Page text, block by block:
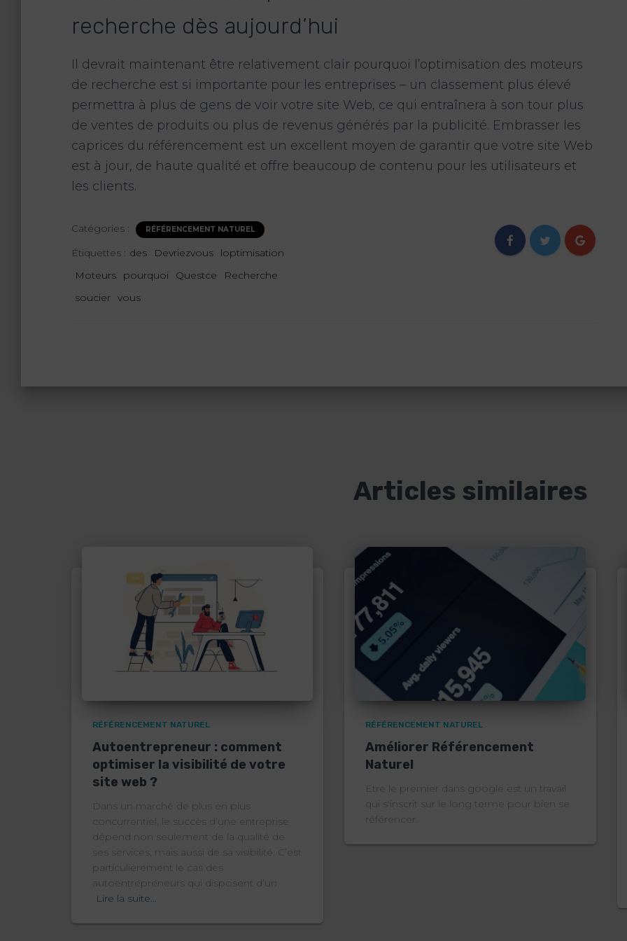
recherche dès aujourd’hui
Il devrait maintenant être relativement clair pourquoi l’optimisation des moteurs
de recherche est si importante pour les entreprises – un classement plus élevé
permettra à plus de gens de voir votre site Web, ce qui entraînera à son tour plus
de ventes de produits ou plus de revenus générés par la publicité. Embrasser les
caprices du référencement est un excellent moyen de garantir que votre site Web
est à jour, de haute qualité et offre beaucoup de contenu pour les utilisateurs et
les clients.
Catégories : RÉFÉRENCEMENT NATUREL
Étiquettes : des Devriezvous
loptimisation
Moteurs
pourquoi Questce
Recherche
soucier vous
Articles similaires
RÉFÉRENCEMENT NATUREL
Autoentrepreneur : comment
optimiser la visibilité de votre
site web ?
Dans un marché de plus en plus
concurrentiel, le succès d’une entreprise
dépend non seulement de la qualité de
ses services, mais aussi de sa visibilité. C’est
particulièrement le cas des
autoentrepreneurs qui disposent d’un
Lire la suite…
RÉFÉRENCEMENT NATUREL
Améliorer Référencement
Naturel
Etre le premier dans google est un travail
qui s'inscrit sur le long terme pour bien se
référencer.